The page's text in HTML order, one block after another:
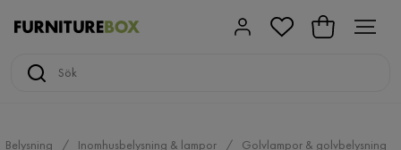
Belysning Inomhusbelysning & lampor Golvlampor & golvbelysning